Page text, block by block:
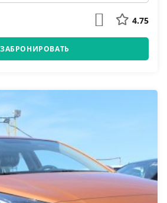
4.75
ЗАБРОНИРОВАТЬ